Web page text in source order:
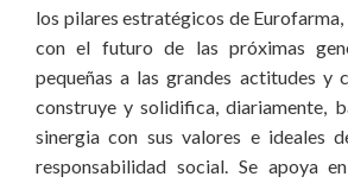
los pilares estratégicos de
con el futuro de las próximas
pequeñas a las grandes actitudes y
construye y solidifica, diariamente,
sinergia con sus valores e ideales
responsabilidad social. Se apoya